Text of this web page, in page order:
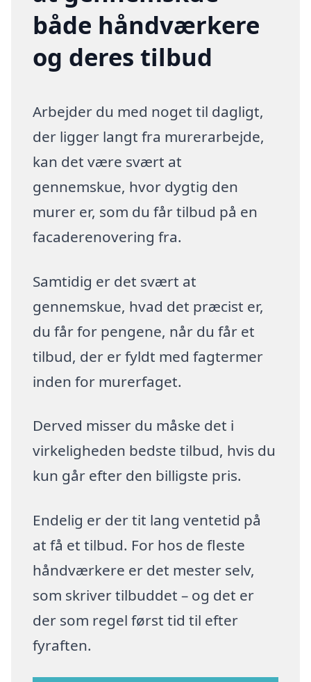
både håndværkere
og deres tilbud
Arbejder du med noget til dagligt,
der ligger langt fra murerarbejde,
kan det være svært at
gennemskue, hvor dygtig den
murer er, som du får tilbud på en
facaderenovering fra.
Samtidig er det svært at
gennemskue, hvad det præcist er,
du får for pengene, når du får et
tilbud, der er fyldt med fagtermer
inden for murerfaget.
Derved misser du måske det i
virkeligheden bedste tilbud, hvis du
kun går efter den billigste pris.
Endelig er der tit lang ventetid på
at få et tilbud. For hos de fleste
håndværkere er det mester selv,
som skriver tilbuddet – og det er
der som regel først tid til efter
fyraften.